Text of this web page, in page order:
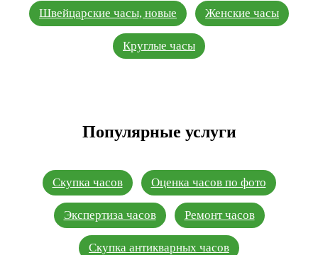
Швейцарские часы, новые Женские часы
Круглые часы
Популярные услуги
Скупка часов Оценка часов по фото
Экспертиза часов Ремонт часов
Скупка антикварных часов